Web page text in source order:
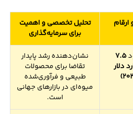
ارقام
تحلیل تخصصی و اهمیت
برای سرمایه‌گذاری
7.5
دلار
نشان‌دهنده رشد پایدار
تقاضا برای محصولات
طبیعی و فرآوری‌شده
میوه‌ای در بازارهای جهانی
است.